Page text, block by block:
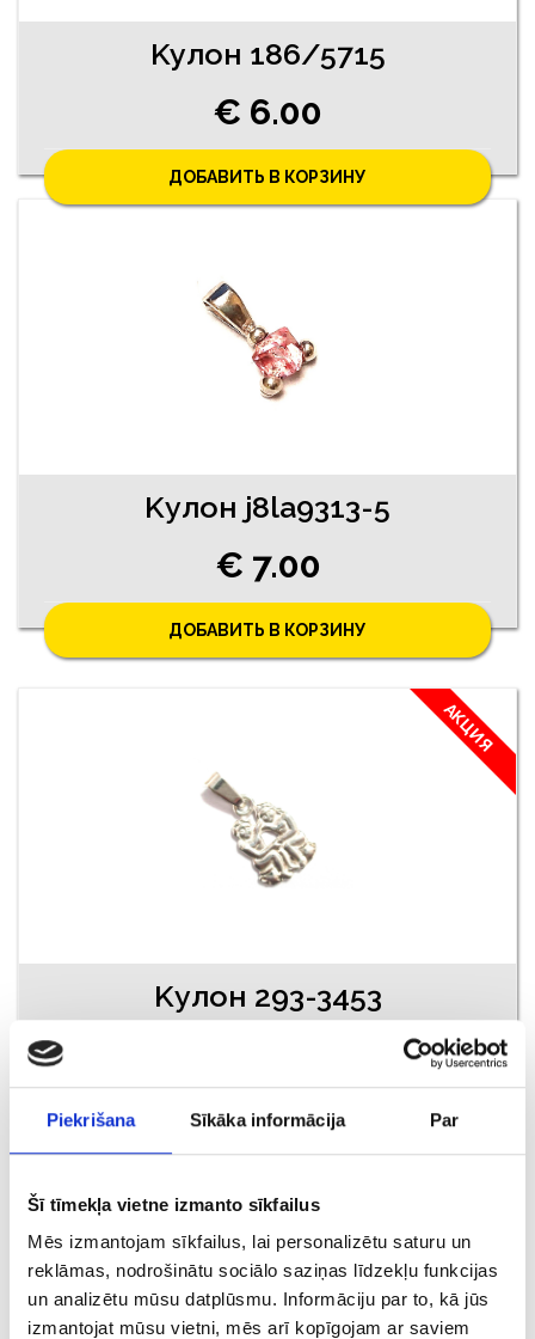
Piekrišana Sīkāka informācija Par
Šī tīmekļa vietne izmanto sīkfailus
Mēs izmantojam sīkfailus, lai personalizētu saturu un
reklāmas, nodrošinātu sociālo saziņas līdzekļu funkcijas
un analizētu mūsu datplūsmu. Informāciju par to, kā jūs
izmantojat mūsu vietni, mēs arī kopīgojam ar saviem
Kyлoн 186/5715
€ 6.00
ДОБАВИТЬ В КОРЗИНУ
Kулон j8la9313-5
€ 7.00
ДОБАВИТЬ В КОРЗИНУ
АКЦИЯ
Kулон 293-3453
ДОБАВИТЬ В КОРЗИНУ